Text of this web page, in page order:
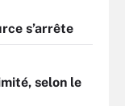
s’arrête
selon le